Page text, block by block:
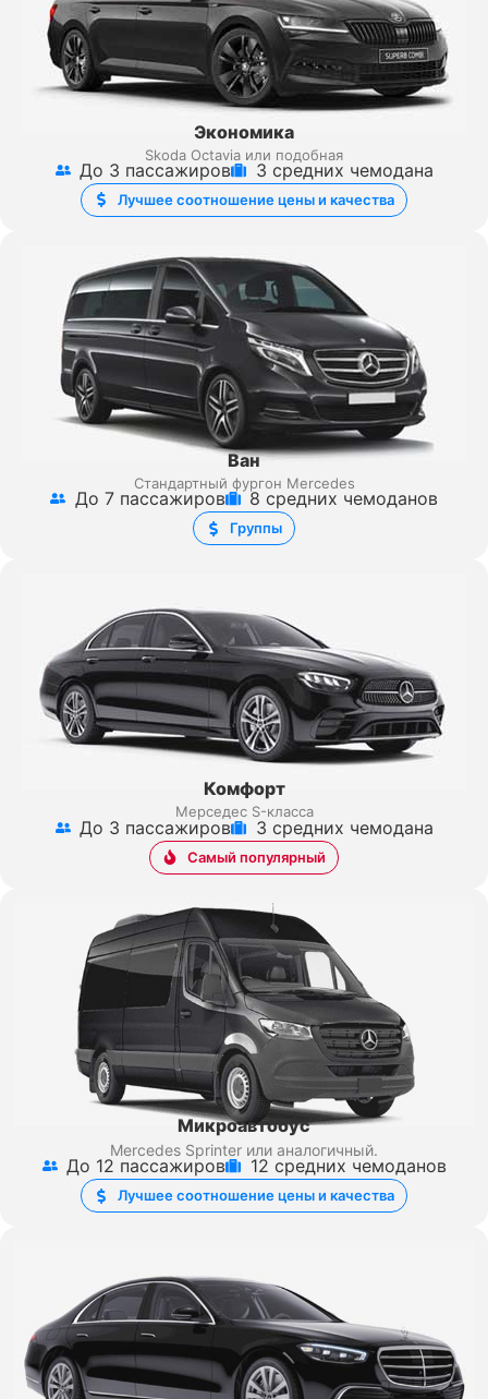
Экономика
Skoda Octavia или подобная
До 3 пассажиров 3 средних чемодана
Лучшее соотношение цены и качества
Ван
Стандартный фургон Mercedes
До 7 пассажиров 8 средних чемоданов
Группы
Комфорт
Мерседес S-класса
До 3 пассажиров 3 средних чемодана
Самый популярный
Микроавтобус
Mercedes Sprinter или аналогичный.
До 12 пассажиров 12 средних чемоданов
Лучшее соотношение цены и качества